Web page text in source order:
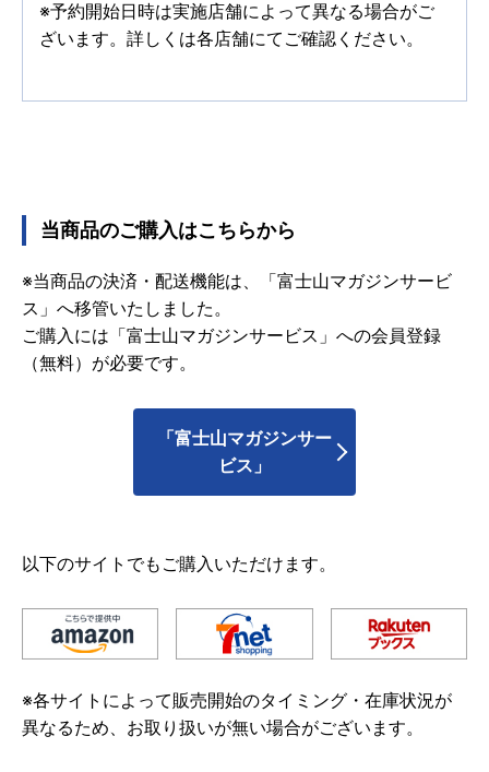
※予約開始日時は実施店舗によって異なる場合がご
ざいます。詳しくは各店舗にてご確認ください。
当商品のご購入はこちらから
※当商品の決済・配送機能は、「富士山マガジンサービ
ス」へ移管いたしました。
ご購入には「富士山マガジンサービス」への会員登録
（無料）が必要です。
「富士山マガジンサー
ビス」
以下のサイトでもご購入いただけます。
※各サイトによって販売開始のタイミング・在庫状況が
異なるため、お取り扱いが無い場合がございます。